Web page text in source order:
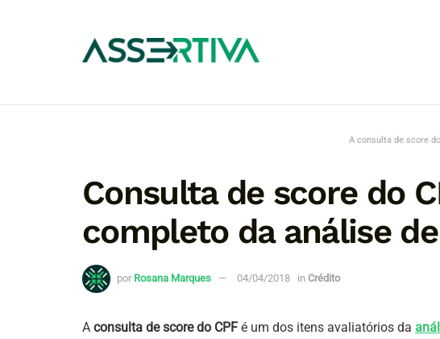
A consulta de score
Consulta de score do
completo da análise
por Rosana Marques 04/04/2018 in Crédito
A consulta de score do CPF é um dos itens avaliatórios da